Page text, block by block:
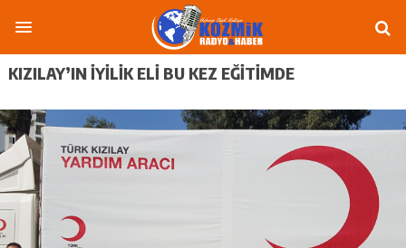
KIZILAY’IN İYİLİK ELİ BU KEZ EĞİTİMDE